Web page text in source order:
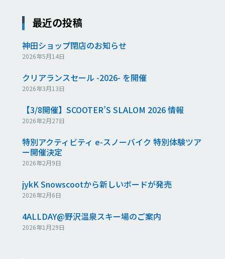
最近の投稿
神田ショップ閉店のお知らせ
2026年5月14日
クリアランスセール -2026- を開催
2026年3月13日
【3/8開催】SCOOTER’S SLALOM 2026 情報
2026年2月27日
特別アクティビティ e-スノーバイク 特別体験ツア
ー開催決定
2026年2月9日
jykK Snowscootから新しいボードが発売
2026年2月6日
4ALLDAY@野沢温泉スキー場のご案内
2026年1月29日